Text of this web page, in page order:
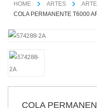
ARTES
COLA PERMANENTE T6000
COLA
1º caderno
2